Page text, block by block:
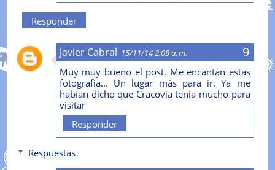
Responder
Javier Cabral 15/11/14 2:08 a. m.
Muy muy bueno el post. Me encantan estas
fotografía... Un lugar más para ir. Ya me
habían dicho que Cracovia tenía mucho para
visitar
Responder
Respuestas